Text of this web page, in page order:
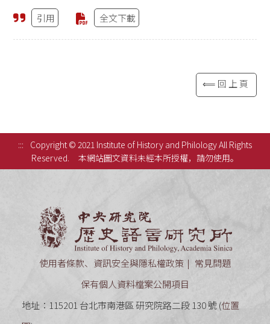
引用 全文下載
⟸回上頁
:::
Copyright © 2021 Institute of History and Philology All Rights
Reserved.
本網站圖文資料未經本所授權，請勿使用。
使用者條款、資訊安全與隱私權政策
常見問題
保有個人資料檔案公開項目
地址：115201 台北市南港區 研究院路二段 130 號 (位置